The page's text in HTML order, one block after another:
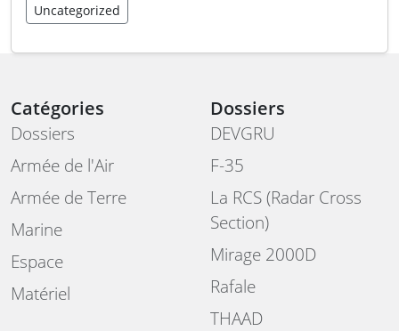
Uncategorized
Catégories
Dossiers
Armée de l'Air
Armée de Terre
Marine
Espace
Matériel
Dossiers
DEVGRU
F-35
La RCS (Radar Cross
Section)
Mirage 2000D
Rafale
THAAD